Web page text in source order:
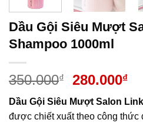
Dầu Gội Siêu Mượt
Shampoo 1000ml
350.000₫
Giá
là:
350.000₫.
280.000₫Giá
tại
Dầu Gội Siêu Mượt Salon
được chiết xuất theo công thức